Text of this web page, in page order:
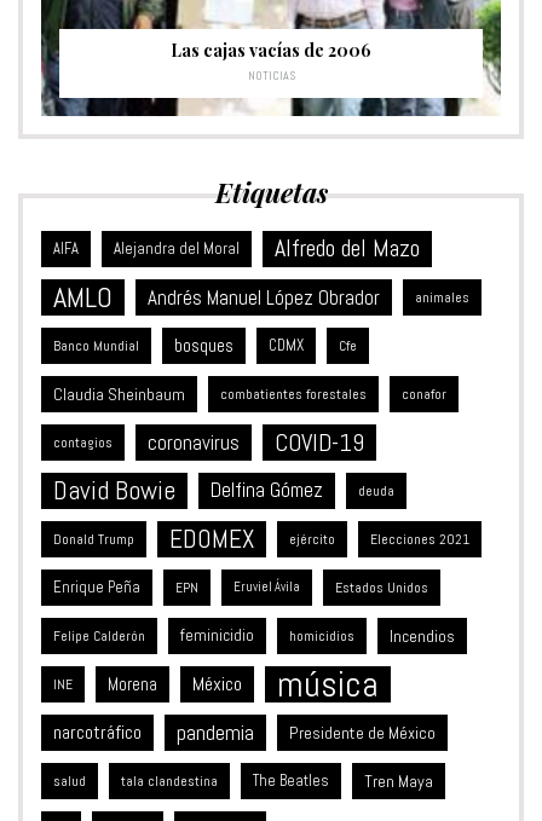
Las cajas vacías de 2006
NOTICIAS
Etiquetas
AIFA Alejandra del Moral Alfredo del Mazo
AMLO Andrés Manuel López Obrador animales
Banco Mundial bosques CDMX Cfe
Claudia Sheinbaum combatientes forestales conafor
contagios coronavirus COVID-19
David Bowie Delfina Gómez deuda
Donald Trump EDOMEX ejército Elecciones 2021
Enrique Peña EPN Eruviel Ávila Estados Unidos
Felipe Calderón feminicidio homicidios Incendios
INE Morena México música
narcotráfico pandemia Presidente de México
salud tala clandestina The Beatles Tren Maya
U2 UAEMex vacunación